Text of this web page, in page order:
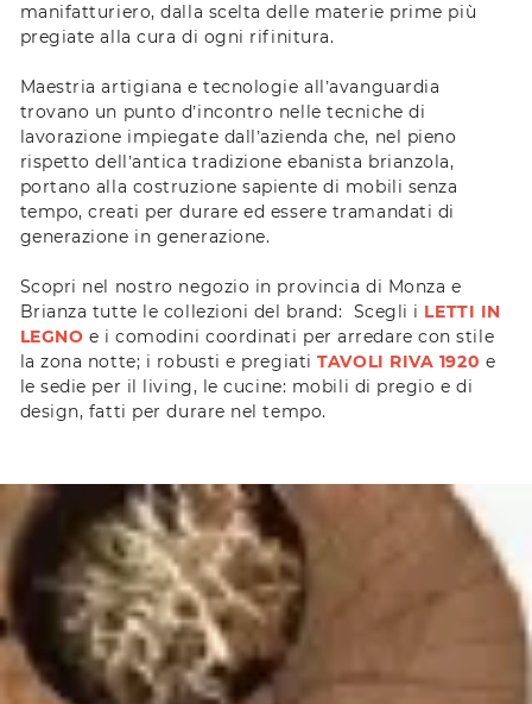
manifatturiero, dalla scelta delle materie prime più
pregiate alla cura di ogni rifinitura.
Maestria artigiana e tecnologie all’avanguardia
trovano un punto d’incontro nelle tecniche di
lavorazione impiegate dall’azienda che, nel pieno
rispetto dell’antica tradizione ebanista brianzola,
portano alla costruzione sapiente di mobili senza
tempo, creati per durare ed essere tramandati di
generazione in generazione.
Scopri nel nostro negozio in provincia di Monza e
Brianza tutte le collezioni del brand: Scegli i LETTI IN
LEGNO e i comodini coordinati per arredare con stile
la zona notte; i robusti e pregiati TAVOLI RIVA 1920 e
le sedie per il living, le cucine: mobili di pregio e di
design, fatti per durare nel tempo.